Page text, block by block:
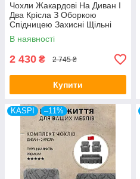
Чохли Жакардові На Диван І
Два Крісла З Оборкою
Спідницею Захисні Щільні
Kaspi Туреччина
В наявності
2 430 ₴ 2 745 ₴
Купити
KASPI –11%